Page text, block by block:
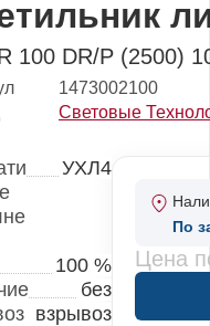
100 DR/P (2500)
1473002100
Световые
УХЛ4
100 %
без
взрывоз
По
Цена